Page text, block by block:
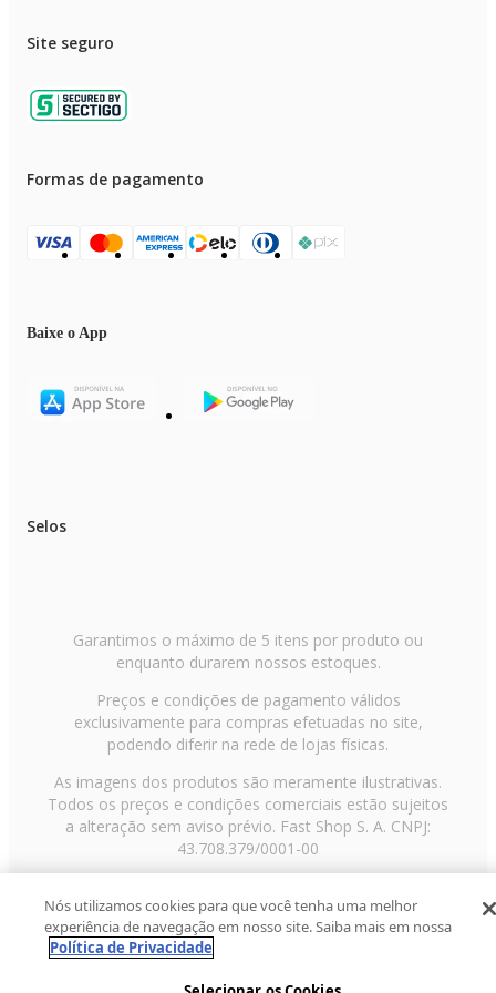
compatíveis e fáceis de construir: é assim desde 1958
derrubados, aquecidos, esmagados, torcidos e analisados ??para garantir
atendam aos rigorosos padrões globais de segurança
Site seguro
Formas de pagamento
Baixe o App
Selos
Garantimos o máximo de 5 itens por produto ou
enquanto durarem nossos estoques.
Preços e condições de pagamento válidos
exclusivamente para compras efetuadas no site,
podendo diferir na rede de lojas físicas.
As imagens dos produtos são meramente ilustrativas.
Todos os preços e condições comerciais estão sujeitos
a alteração sem aviso prévio. Fast Shop S. A. CNPJ:
43.708.379/0001-00
Paulo/SP, CEP 02029-001, Telefone: 11 3003-3728 ©
2013 Fast Shop - Todos os direitos reservadosRF
Nós utilizamos cookies para que você tenha uma melhor
experiência de navegação em nosso site. Saiba mais em nossa
Política de Privacidade